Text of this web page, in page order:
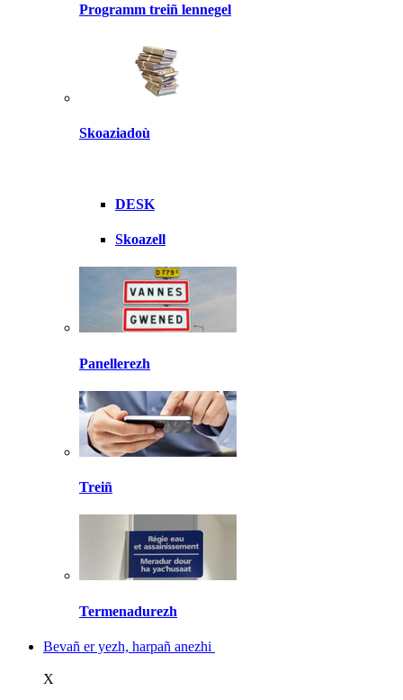
Programm treiñ lennegel
Skoaziadoù
DESK
Skoazell
Panellerezh
Treiñ
Termenadurezh
Bevañ er yezh, harpañ anezhi
X